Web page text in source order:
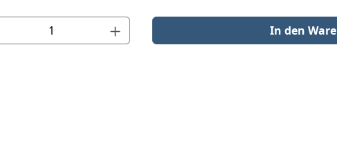
Anzahl: Gib den gewünschten Wert ein oder benutze die Schaltflächen
In den